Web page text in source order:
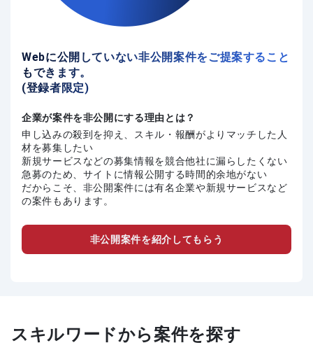
Webに公開していない非公開案件をご提案すること
もできます。
(登録者限定)
企業が案件を非公開にする理由とは？
申し込みの殺到を抑え、スキル・報酬がよりマッチした人
材を募集したい
新規サービスなどの募集情報を競合他社に漏らしたくない
急募のため、サイトに情報公開する時間的余地がない
だからこそ、非公開案件には有名企業や新規サービスなど
の案件もあります。
非公開案件を紹介してもらう
スキルワードから案件を探す